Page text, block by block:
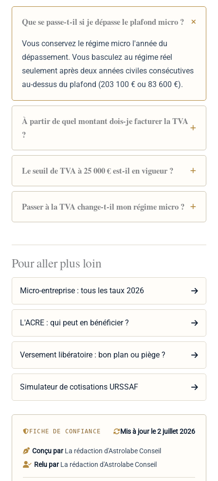
Que se passe-t-il si je dépasse le plafond micro ?
Vous conservez le régime micro l'année du
dépassement. Vous basculez au régime réel
seulement après deux années civiles consécutives
au-dessus du plafond (203 100 € ou 83 600 €).
À partir de quel montant dois-je facturer la TVA
?
Le seuil de TVA à 25 000 € est-il en vigueur ?
Passer à la TVA change-t-il mon régime micro ?
Pour aller plus loin
Micro-entreprise : tous les taux 2026
L'ACRE : qui peut en bénéficier ?
Versement libératoire : bon plan ou piège ?
Simulateur de cotisations URSSAF
FICHE DE CONFIANCE Mis à jour le 2 juillet 2026
Conçu parLa rédaction d'Astrolabe Conseil
Relu parLa rédaction d'Astrolabe Conseil